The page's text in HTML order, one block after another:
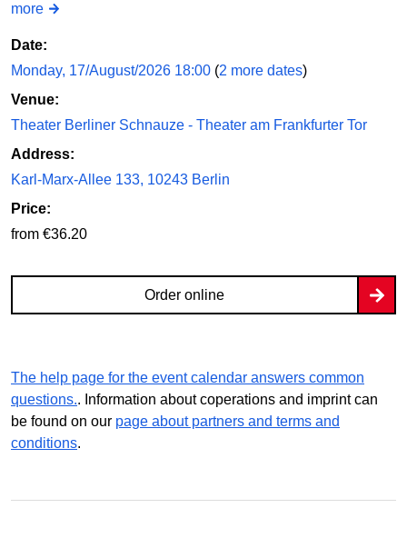
more
Date:
Monday, 17/August/2026 18:00 (2 more dates)
Venue:
Theater Berliner Schnauze - Theater am Frankfurter Tor
Address:
Karl-Marx-Allee 133, 10243 Berlin
Price:
from €36.20
Order online
The help page for the event calendar answers common
questions.. Information about coperations and imprint can
be found on our page about partners and terms and
conditions.